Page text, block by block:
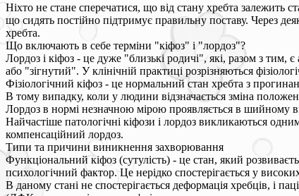
Ніхто не стане сперечатися, що від стану хребта залежить
що сидять постійно підтримує правильну поставу. Через
хребта.
Що включають в себе терміни "кіфоз" і "лордоз"?
Лордоз і кіфоз - це дуже "близькі родичі", які, разом з тим,
або "зігнутий". У клінічній практиці розрізняються
Фізіологічний кіфоз - це нормальний стан хребта з
В тому випадку, коли у людини відзначається зміна
Лордоз в нормі незначною мірою проявляється в шийному
Найчастіше патологічні кіфози і лордоз викликаються
компенсаційний лордоз.
Типи та причини виникнення захворювання
Функціональний кіфоз (сутулість) - це стан, який
психологічний фактор. Це нерідко спостерігається у
В даному стані не спостерігається деформація хребців, і